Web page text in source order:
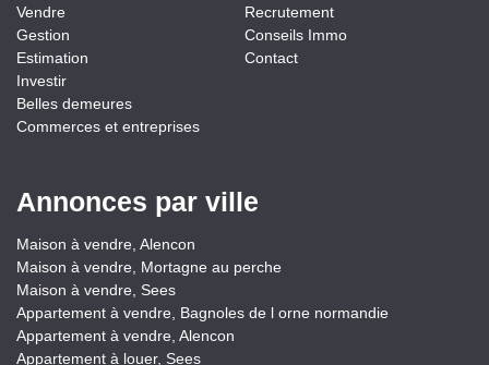
Vendre
Gestion
Estimation
Investir
Belles demeures
Commerces et entreprises
Recrutement
Conseils Immo
Contact
Annonces par ville
Maison à vendre, Alencon
Maison à vendre, Mortagne au perche
Maison à vendre, Sees
Appartement à vendre, Bagnoles de l orne normandie
Appartement à vendre, Alencon
Appartement à louer, Sees